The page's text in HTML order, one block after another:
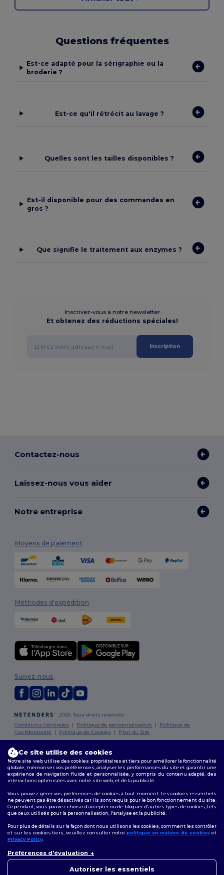
Questions fréquentes
Est-ce adapté pour la sérigraphie ou la
broderie ?
Est-ce qu'il rétrécit au lavage ?
Quelles sont les tailles disponibles ?
Est-il disponible pour des commandes en
gros ?
Que signifie le traitement aux enzymes ?
Inscrivez-vous à notre newsletter
Et obtenez des réductions spéciales!
Inscription
Contactez-nous
Laissez-nous vous aider
Notre entreprise
Moyens de paiement
Méthodes d'expédition
2026. Tous droits réservés
Conditions Générales | Politique de personnalisation | Politique de
Confidentialité | Politique de Cookies | Plan du Site
Suivez-nous
Bruxelles| Anvers | Mortsel|Malines
Herentals |Hoogstraten| Bruges
Ce site utilise des cookies
Notre site web utilise des cookies propriétaires et tiers pour améliorer la fonctionnalité
globale, mémoriser vos préférences, analyser les performances du site et garantir une
expérience de navigation fluide et personnalisée, y compris du contenu adapté, des
interactions optimisées avec notre site web, et de la publicité.
Vous pouvez gérer vos préférences de cookies à tout moment. Les cookies essentiels
ne peuvent pas être désactivés car ils sont requis pour le bon fonctionnement du site.
Cependant, vous pouvez choisir d’accepter ou de bloquer d'autres types de cookies, tels
que ceux utilisés pour la personnalisation, l'analyse et la publicité.
Pour plus de détails sur la façon dont nous utilisons les cookies, comment les contrôler
et sur les cookies tiers, veuillez consulter notre politique en matière de cookies et
Privacy Policy.
Préférences d'évaluation
Autoriser les essentiels
pouvez nous contacter à tout